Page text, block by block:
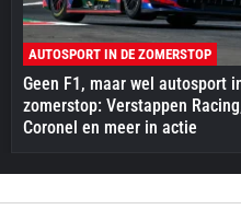
AUTOSPORT IN DE ZOMERSTOP
Geen F1, maar wel autosport
zomerstop: Verstappen
Coronel en meer in actie